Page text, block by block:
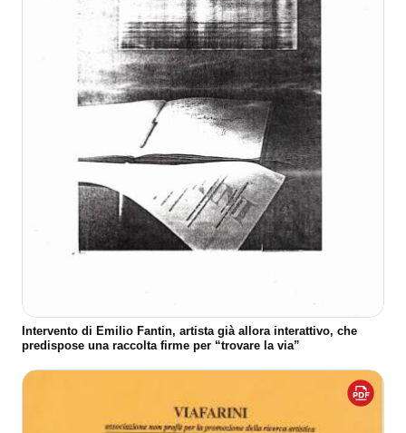
Intervento di Emilio Fantin, artista già allora interattivo, che
predispose una raccolta firme per “trovare la via”